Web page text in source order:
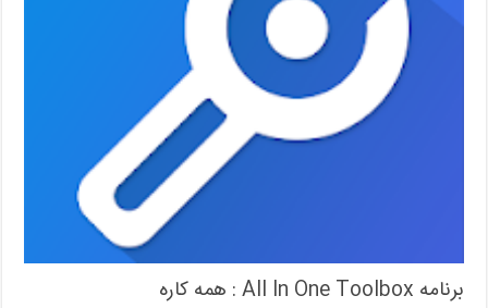
برنامه All In One Toolbox : همه کاره